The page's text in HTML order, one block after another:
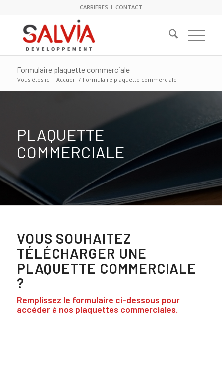
CARRIERES I CONTACT
Formulaire plaquette commerciale
Vous êtes ici : Accueil / Formulaire plaquette commerciale
PLAQUETTE
COMMERCIALE
VOUS SOUHAITEZ
TÉLÉCHARGER UNE
PLAQUETTE COMMERCIALE
?
Remplissez le formulaire ci-dessous pour
accéder à nos plaquettes commerciales.